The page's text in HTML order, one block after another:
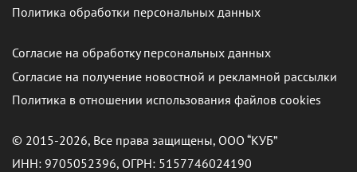
Политика обработки персональных данных
Согласие на обработку персональных данных
Согласие на получение новостной и рекламной рассылки
Политика в отношении использования файлов cookies
© 2015-2026, Все права защищены, ООО “КУБ”
ИНН: 9705052396, ОГРН: 5157746024190